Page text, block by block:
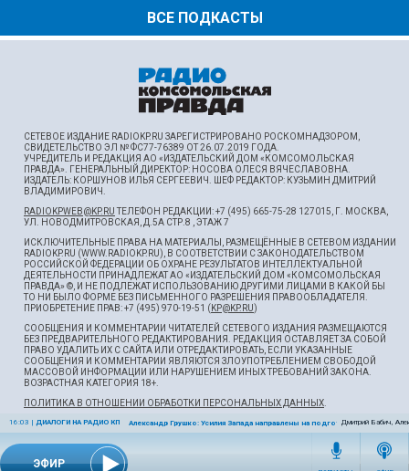
ЭФИР
16:03 | ДИАЛОГИ НА РАДИО КП Александр Грушко: Усилия Запада направлены на подготовку военного
Дмитрий Бабич,
ВСЕ ПОДКАСТЫ
СЕТЕВОЕ ИЗДАНИЕ RADIOKP.RU ЗАРЕГИСТРИРОВАНО РОСКОМНАДЗОРОМ,
СВИДЕТЕЛЬСТВО ЭЛ № ФС77-76389 ОТ 26.07.2019 ГОДА.
УЧРЕДИТЕЛЬ И РЕДАКЦИЯ АО «ИЗДАТЕЛЬСКИЙ ДОМ «КОМСОМОЛЬСКАЯ
ПРАВДА». ГЕНЕРАЛЬНЫЙ ДИРЕКТОР: НОСОВА ОЛЕСЯ ВЯЧЕСЛАВОВНА.
ИЗДАТЕЛЬ: КОРШУНОВ ИЛЬЯ СЕРГЕЕВИЧ. ШEФ РЕДАКТОР: КУЗЬМИН ДМИТРИЙ
ВЛАДИМИРОВИЧ.
RADIOKPWEB@KP.RUТЕЛЕФОН РЕДАКЦИИ: +7 (495) 665-75-28 127015, Г. МОСКВА,
УЛ. НОВОДМИТРОВСКАЯ, Д.5А СТР.8 , ЭТАЖ 7
ИСКЛЮЧИТЕЛЬНЫЕ ПРАВА НА МАТЕРИАЛЫ, РАЗМЕЩЁННЫЕ В СЕТЕВОМ ИЗДАНИИ
RADIOKP.RU (WWW.RADIOKP.RU), В СООТВЕТСТВИИ С ЗАКОНОДАТЕЛЬСТВОМ
РОССИЙСКОЙ ФЕДЕРАЦИИ ОБ ОХРАНЕ РЕЗУЛЬТАТОВ ИНТЕЛЛЕКТУАЛЬНОЙ
ДЕЯТЕЛЬНОСТИ ПРИНАДЛЕЖАТ АО «ИЗДАТЕЛЬСКИЙ ДОМ «КОМСОМОЛЬСКАЯ
ПРАВДА» ©, И НЕ ПОДЛЕЖАТ ИСПОЛЬЗОВАНИЮ ДРУГИМИ ЛИЦАМИ В КАКОЙ БЫ
ТО НИ БЫЛО ФОРМЕ БЕЗ ПИСЬМЕННОГО РАЗРЕШЕНИЯ ПРАВООБЛАДАТЕЛЯ.
ПРИОБРЕТЕНИЕ ПРАВ: +7 (495) 970-19-51 ( KP@KP.RU)
СООБЩЕНИЯ И КОММЕНТАРИИ ЧИТАТЕЛЕЙ СЕТЕВОГО ИЗДАНИЯ РАЗМЕЩАЮТСЯ
БЕЗ ПРЕДВАРИТЕЛЬНОГО РЕДАКТИРОВАНИЯ. РЕДАКЦИЯ ОСТАВЛЯЕТ ЗА СОБОЙ
ПРАВО УДАЛИТЬ ИХ С САЙТА ИЛИ ОТРЕДАКТИРОВАТЬ, ЕСЛИ УКАЗАННЫЕ
СООБЩЕНИЯ И КОММЕНТАРИИ ЯВЛЯЮТСЯ ЗЛОУПОТРЕБЛЕНИЕМ СВОБОДОЙ
МАССОВОЙ ИНФОРМАЦИИ ИЛИ НАРУШЕНИЕМ ИНЫХ ТРЕБОВАНИЙ ЗАКОНА.
ВОЗРАСТНАЯ КАТЕГОРИЯ 18+.
ПОЛИТИКА В ОТНОШЕНИИ ОБРАБОТКИ ПЕРСОНАЛЬНЫХ ДАННЫХ.